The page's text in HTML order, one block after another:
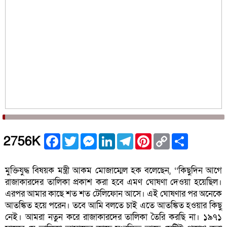
2756K Facebook
TwitterMessenger
LinkedInTelegramPinterest
Copy
Link
মুক্তিযুদ্ধ বিষয়ক মন্ত্রী আকম মোজাম্মেল হক বলেছেন, ‘‘কিছুদিন আগে
রাজাকারদের তালিকা প্রকাশ করা হবে এমণ ঘোষণা দেওয়া হয়েছিল।
এরপর আমার কাছে শত শত টেলিফোন আসে। এই ঘোষণার পর অনেকে
আতঙ্কিত হয়ে পরেন। তবে আমি বলতে চাই এতে আতঙ্কিত হওয়ার কিছু
নেই। আমরা নতুন করে রাজাকারদের তালিকা তৈরি করছি না। ১৯৭১